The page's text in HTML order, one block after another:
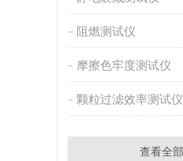
阻燃测试仪
摩擦色牢度测试仪
颗粒过滤效率测试仪
查看全部